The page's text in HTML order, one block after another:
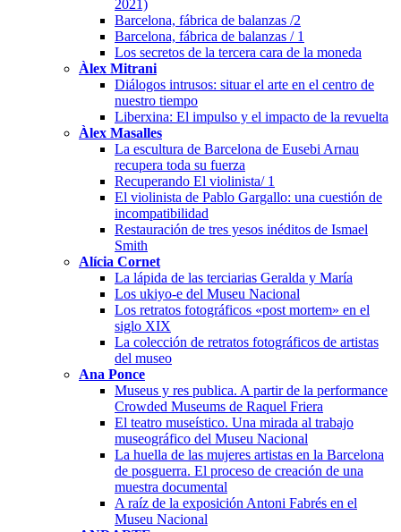
2021)
Barcelona, fábrica de balanzas /2
Barcelona, fábrica de balanzas / 1
Los secretos de la tercera cara de la moneda
Àlex Mitrani
Diálogos intrusos: situar el arte en el centro de
nuestro tiempo
Liberxina: El impulso y el impacto de la revuelta
Àlex Masalles
La escultura de Barcelona de Eusebi Arnau
recupera toda su fuerza
Recuperando El violinista/ 1
El violinista de Pablo Gargallo: una cuestión de
incompatibilidad
Restauración de tres yesos inéditos de Ismael
Smith
Alícia Cornet
La lápida de las terciarias Geralda y María
Los ukiyo-e del Museu Nacional
Los retratos fotográficos «post mortem» en el
siglo XIX
La colección de retratos fotográficos de artistas
del museo
Ana Ponce
Museus y res publica. A partir de la performance
Crowded Museums de Raquel Friera
El teatro museístico. Una mirada al trabajo
museográfico del Museu Nacional
La huella de las mujeres artistas en la Barcelona
de posguerra. El proceso de creación de una
muestra documental
A raíz de la exposición Antoni Fabrés en el
Museu Nacional